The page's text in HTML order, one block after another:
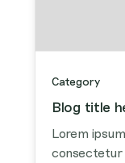
Category
Blog title
Lorem
consectetur